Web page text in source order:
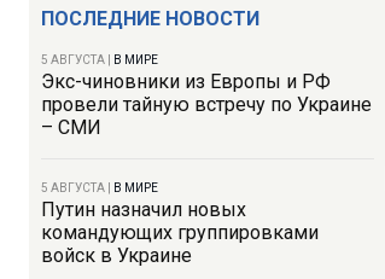
ПОСЛЕДНИЕ НОВОСТИ
5 АВГУСТА В МИРЕ
Экс-чиновники из Европы и РФ
провели тайную встречу по Украине
– СМИ
5 АВГУСТА В МИРЕ
Путин назначил новых
командующих группировками
войск в Украине